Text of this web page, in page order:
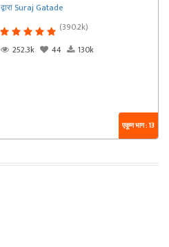
द्वारा Suraj Gatade
(390.2k)
252.3k
44 130k
एकूण भाग : 13